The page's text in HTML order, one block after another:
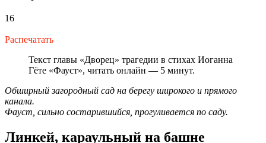
16
Распечатать
Текст главы «Дворец» трагедии в стихах Иоганна
Гёте «Фауст», читать онлайн — 5 минут.
Обширный загородный сад на берегу широкого и прямого
канала.
Фауст, сильно состарившийся, прогуливается по саду.
Линкей, караульный на башне